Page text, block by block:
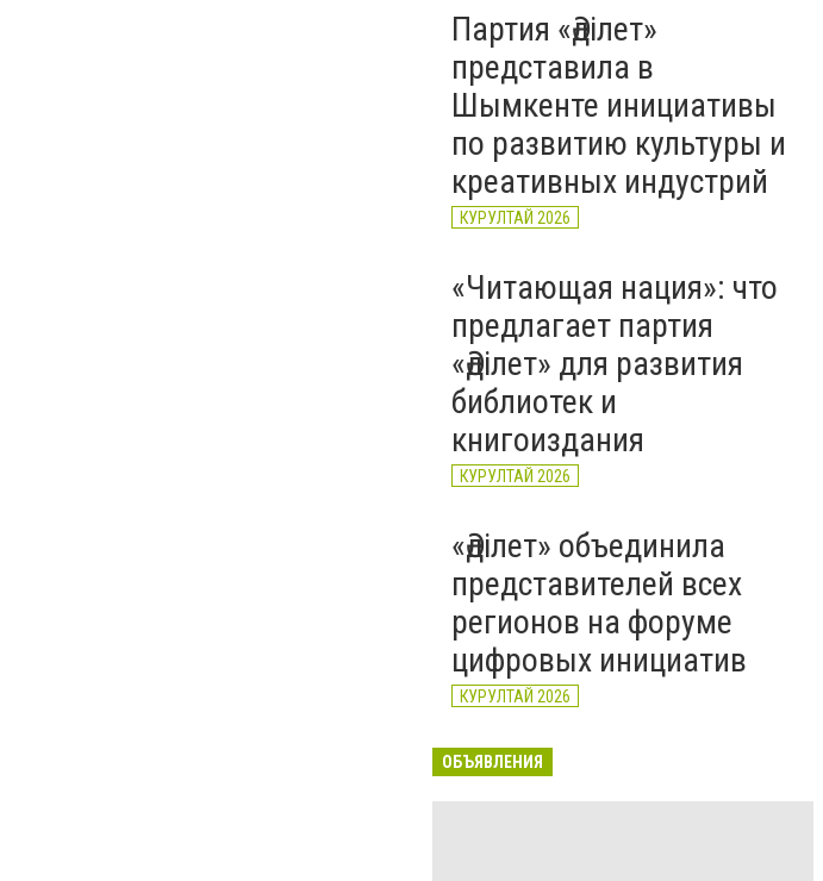
Партия «Әділет»
представила в
Шымкенте инициативы
по развитию культуры и
креативных индустрий
КУРУЛТАЙ 2026
«Читающая нация»: что
предлагает партия
«Әділет» для развития
библиотек и
книгоиздания
КУРУЛТАЙ 2026
«Әділет» объединила
представителей всех
регионов на форуме
цифровых инициатив
КУРУЛТАЙ 2026
ОБЪЯВЛЕНИЯ